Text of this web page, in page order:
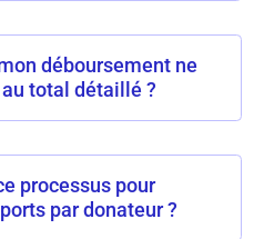
déboursement ne
total détaillé ?
processus pour
par donateur ?